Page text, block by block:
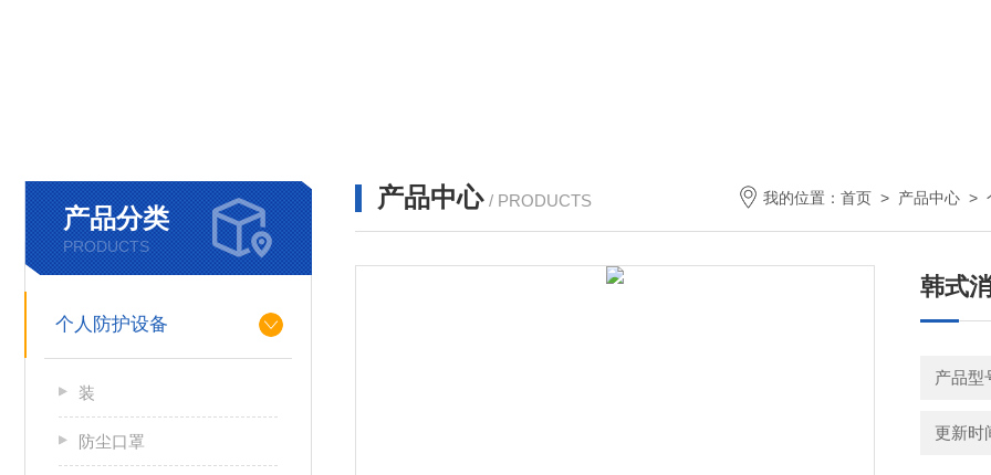
产品分类
PRODUCTS
个人防护设备
装
防尘口罩
产品中心 / PRODUCTS 我的位置： 首页 > 产品中心 >
韩式
产品型
更新时